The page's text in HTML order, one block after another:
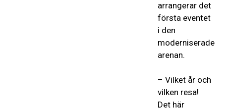
arrangerar det
första eventet
i den
moderniserade
arenan.
– Vilket år och
vilken resa!
Det här